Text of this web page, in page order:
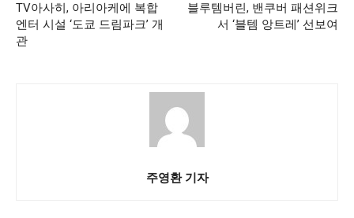
TV아사히, 아리아케에 복합
엔터 시설 ‘도쿄 드림파크’ 개
관
블루템버린, 밴쿠버 패션위크
서 ‘블템 앙트레’ 선보여
주영환 기자